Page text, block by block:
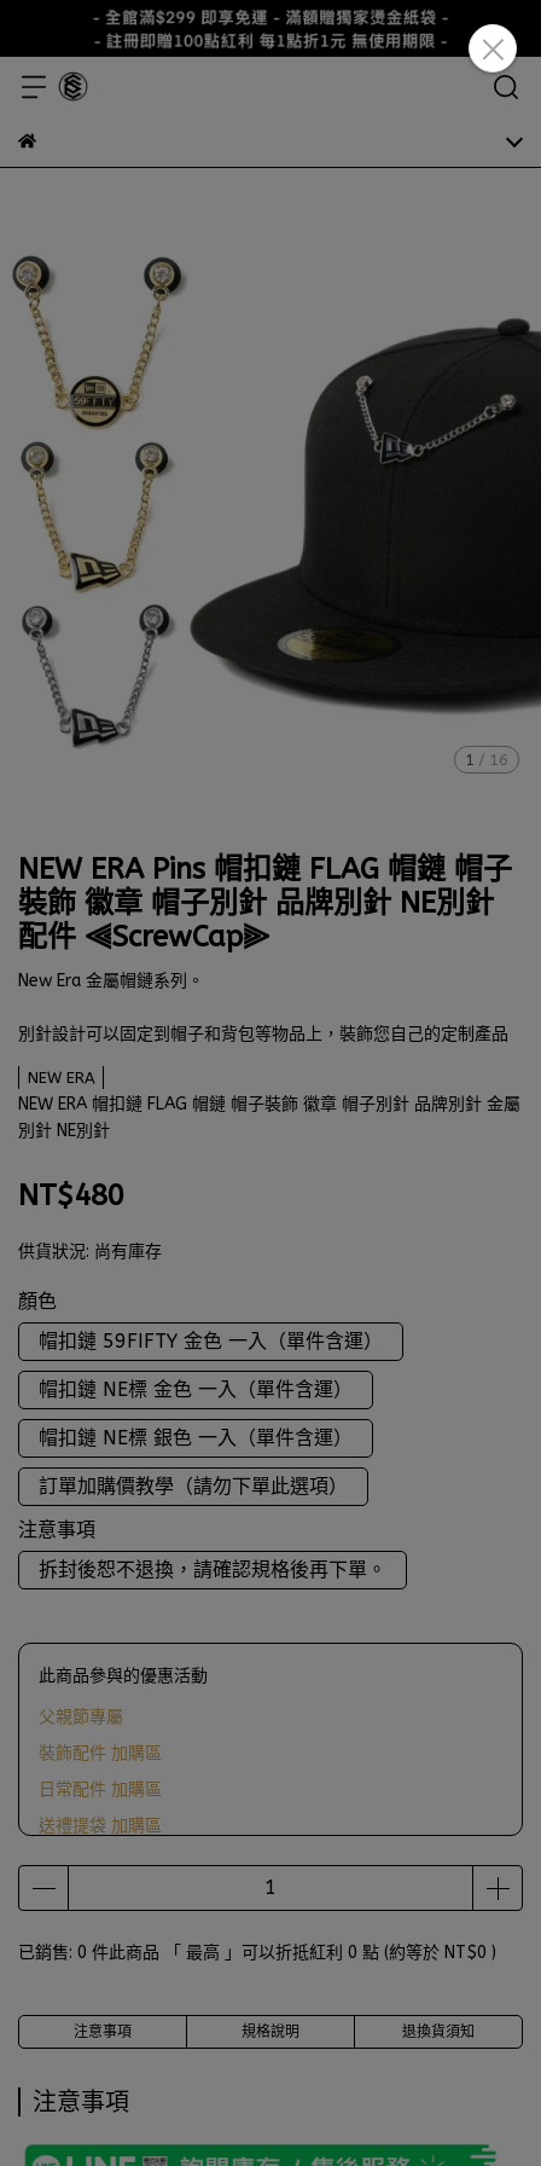
1 / 16
NEW ERA Pins 帽扣鏈 FLAG 帽鏈 帽子
裝飾 徽章 帽子別針 品牌別針 NE別針
配件 ⫷ScrewCap⫸
New Era 金屬帽鏈系列。
別針設計可以固定到帽子和背包等物品上，裝飾您自己的定制產品
NEW ERA
NEW ERA 帽扣鏈 FLAG 帽鏈 帽子裝飾 徽章 帽子別針 品牌別針 金屬
別針 NE別針
NT$480
供貨狀況: 尚有庫存
顏色
帽扣鏈 59FIFTY 金色 一入（單件含運）
帽扣鏈 NE標 金色 一入（單件含運）
帽扣鏈 NE標 銀色 一入（單件含運）
訂單加購價教學（請勿下單此選項）
注意事項
拆封後恕不退換，請確認規格後再下單。
此商品參與的優惠活動
父親節專屬
裝飾配件 加購區
日常配件 加購區
送禮提袋 加購區
滿1000送ScrewCap燙金紙袋
已銷售: 0 件此商品 「 最高 」可以折抵紅利 0 點 (約等於 NT$0 )
注意事項 規格說明 退換貨須知
注意事項